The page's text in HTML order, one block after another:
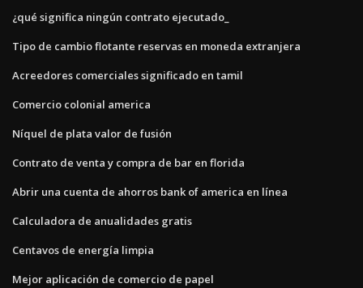
¿qué significa ningún contrato ejecutado_
Tipo de cambio flotante reservas en moneda extranjera
Acreedores comerciales significado en tamil
Comercio colonial america
Níquel de plata valor de fusión
Contrato de venta y compra de bar en florida
Abrir una cuenta de ahorros bank of america en línea
Calculadora de anualidades gratis
Centavos de energía limpia
Mejor aplicación de comercio de papel